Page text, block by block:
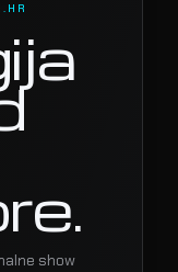
show